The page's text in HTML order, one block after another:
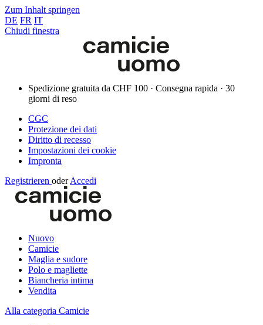
Zum Inhalt springen
DE FR IT
Chiudi finestra
Spedizione gratuita da CHF 100 · Consegna rapida · 30
giorni di reso
CGC
Protezione dei dati
Diritto di recesso
Impostazioni dei cookie
Impronta
Registrieren oder Accedi
Nuovo
Camicie
Maglia e sudore
Polo e magliette
Biancheria intima
Vendita
Alla categoria Camicie